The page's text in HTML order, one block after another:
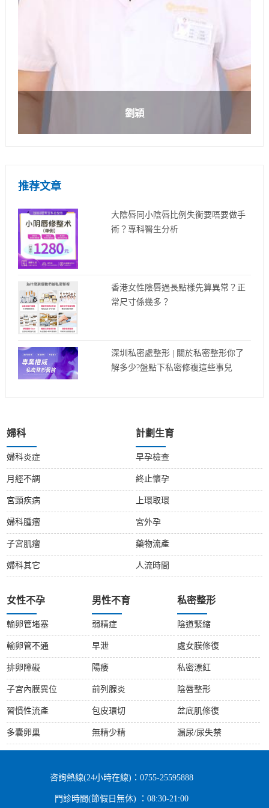
劉穎
推荐文章
大陰唇同小陰唇比例失衡要唔要做手
術？專科醫生分析
香港女性陰唇過長點樣先算異常？正
常尺寸係幾多？
深圳私密處整形 | 關於私密整形你了
解多少?盤點下私密修複這些事兒
婦科
婦科炎症
月經不調
宮頸疾病
婦科腫瘤
子宮肌瘤
婦科其它
計劃生育
早孕檢查
終止懷孕
上環取環
宮外孕
藥物流產
人流時間
女性不孕
輸卵管堵塞
輸卵管不通
排卵障礙
子宮內膜異位
習慣性流產
多囊卵巢
男性不育
弱精症
早泄
陽痿
前列腺炎
包皮環切
無精少精
私密整形
陰道緊縮
處女膜修復
私密漂紅
陰唇整形
盆底肌修復
漏尿/尿失禁
咨詢熱線(24小時在線)：0755-25595888
門診時間(節假日無休) ：08:30-21:00